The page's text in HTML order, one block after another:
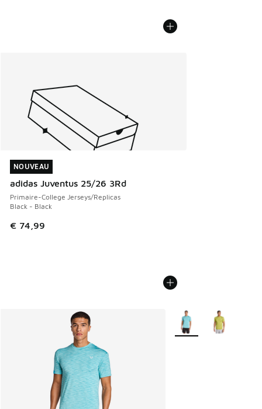
NOUVEAU
adidas Juventus 25/26 3Rd
Primaire-College Jerseys/Replicas
Black - Black
€ 74,99
NOUVEAU
Plus de couleurs